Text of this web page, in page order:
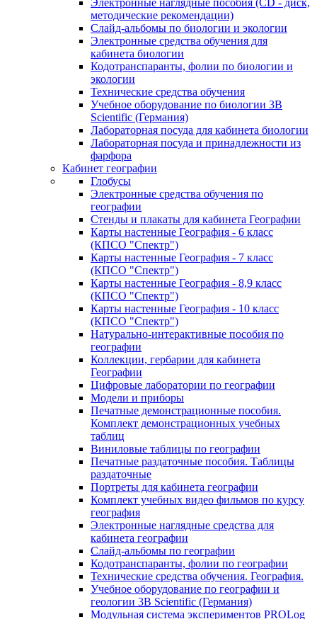
Электронные наглядные пособия (CD - диск,
методические рекомендации)
Слайд-альбомы по биологии и экологии
Электронные средства обучения для
кабинета биологии
Кодотранспаранты, фолии по биологии и
экологии
Технические средства обучения
Учебное оборудование по биологии 3B
Scientific (Германия)
Лабораторная посуда для кабинета биологии
Лабораторная посуда и принадлежности из
фарфора
Кабинет географии
Глобусы
Электронные средства обучения по
географии
Стенды и плакаты для кабинета Географии
Карты настенные География - 6 класс
(КПСО "Спектр")
Карты настенные География - 7 класс
(КПСО "Спектр")
Карты настенные География - 8,9 класс
(КПСО "Спектр")
Карты настенные География - 10 класс
(КПСО "Спектр")
Натурально-интерактивные пособия по
географии
Коллекции, гербарии для кабинета
Географии
Цифровые лаборатории по географии
Модели и приборы
Печатные демонстрационные пособия.
Комплект демонстрационных учебных
таблиц
Виниловые таблицы по географии
Печатные раздаточные пособия. Таблицы
раздаточные
Портреты для кабинета географии
Комплект учебных видео фильмов по курсу
география
Электронные наглядные средства для
кабинета географии
Слайд-альбомы по географии
Кодотранспаранты, фолии по географии
Технические средства обучения. География.
Учебное оборудование по географии и
геологии 3B Scientific (Германия)
Модульная система экспериментов PROLog